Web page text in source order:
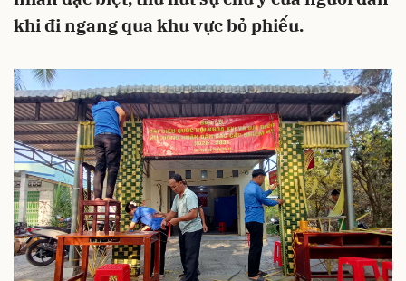
khi đi ngang qua khu vực bỏ phiếu.